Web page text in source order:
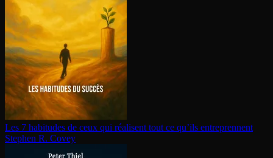
Les 7 habitudes de ceux qui réalisent tout ce qu’ils en­tre­prennent
Stephen R. Covey